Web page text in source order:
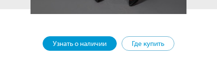
Узнать о наличии Где купить